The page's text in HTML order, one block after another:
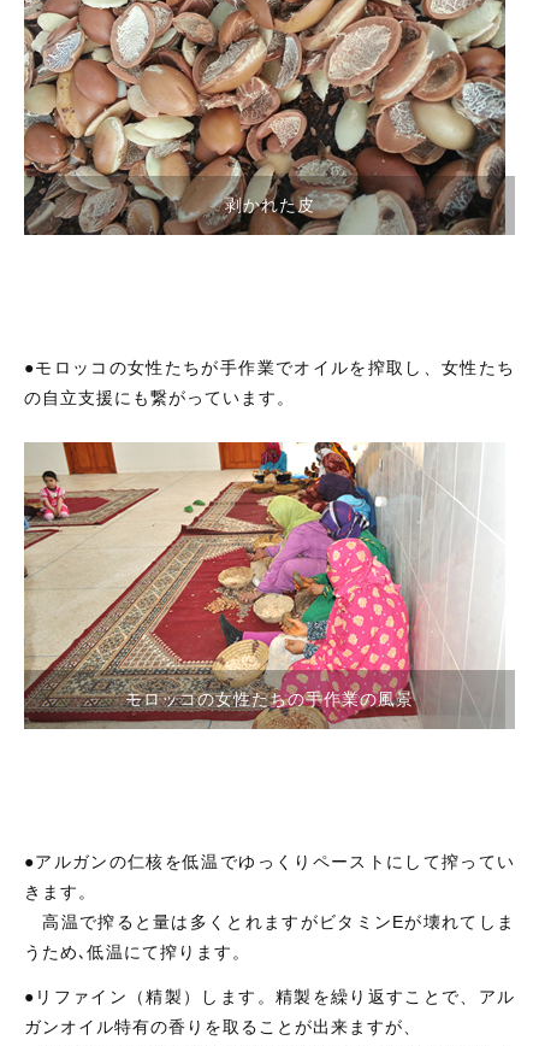
剥かれた皮
●モロッコの女性たちが手作業でオイルを搾取し、女性たち
の自立支援にも繋がっています。
モロッコの女性たちの手作業の風景
●アルガンの仁核を低温でゆっくりペーストにして搾ってい
きます。
高温で搾ると量は多くとれますがビタミンEが壊れてしま
うため､低温にて搾ります。
●リファイン（精製）します。精製を繰り返すことで、アル
ガンオイル特有の香りを取ることが出来ますが、
セール
コトカラについて
お知らせ
お問い合わせ
その他